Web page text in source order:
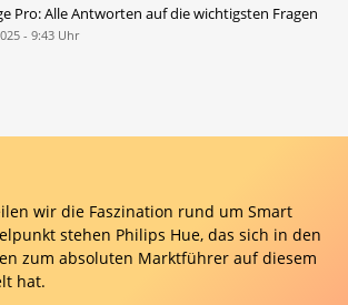
Pro: Alle Antworten auf die wichtigsten Fragen
- 9:43 Uhr
wir die Faszination rund um Smart
stehen Philips Hue, das sich in den
zum absoluten Marktführer auf diesem
hat.